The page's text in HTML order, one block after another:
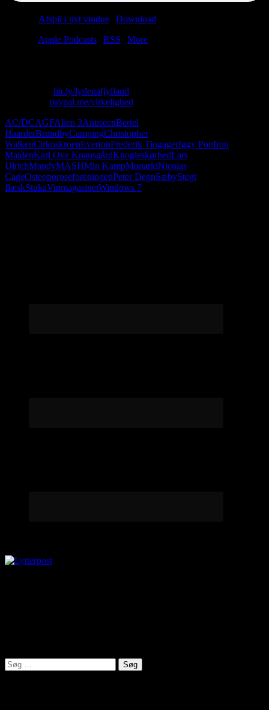
Afspil i nyt vindue Download
Apple Podcasts RSS
More
bit.ly/lydenafjylland
paypal.me/virkelighed
AC/DCAGFAlien 3AntiseenBertel
HaarderBrøndbyCampingChristopher
WalkenCirkuskroenEvertonFrederik TingagerIggy PopIron
MaidenKarl Ove KnausgårdKnogleskørhedLars
UlrichMandyMASHMin KampMonarkiNicolas
CageOsteoporoseforeningenPeter DegnSæbyStegt
flæskStukaVinmagasinetWindows 7
Søg
efter: